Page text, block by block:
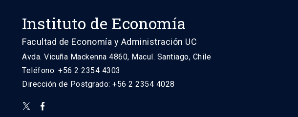
Instituto de Economía
Facultad de Economía y Administración UC
Avda. Vicuña Mackenna 4860, Macul. Santiago, Chile
Teléfono: +56 2 2354 4303
Dirección de Postgrado: +56 2 2354 4028